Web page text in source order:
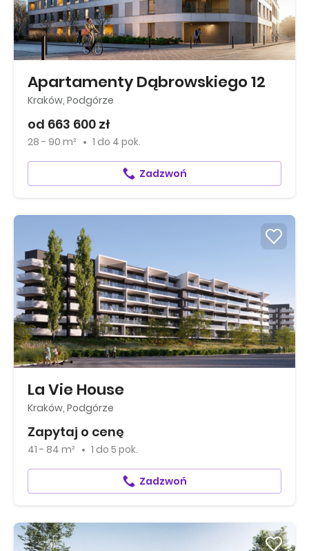
Apartamenty Dąbrowskiego 12
Kraków, Podgórze
od 663 600 zł
28 - 90 m² 1 do 4 pok.
Zadzwoń
La Vie House
Kraków, Podgórze
Zapytaj o cenę
41 - 84 m² 1 do 5 pok.
Zadzwoń